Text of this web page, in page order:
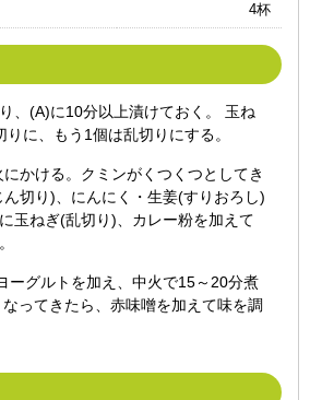
4杯
、(A)に10分以上漬けておく。 玉ね
りに、もう1個は乱切りにする。
かける。クミンがくつくつとしてき
切り)、にんにく・生姜(すりおろし)
玉ねぎ(乱切り)、カレー粉を加えて
ーグルトを加え、中火で15～20分煮
ってきたら、赤味噌を加えて味を調